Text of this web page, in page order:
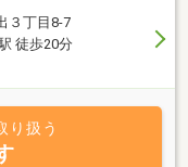
３丁目8-7
徒歩20分
り扱う